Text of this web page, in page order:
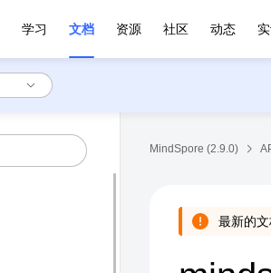
学习 文档 资源 社区 动态
MindSpore (2.9.0)
最新的